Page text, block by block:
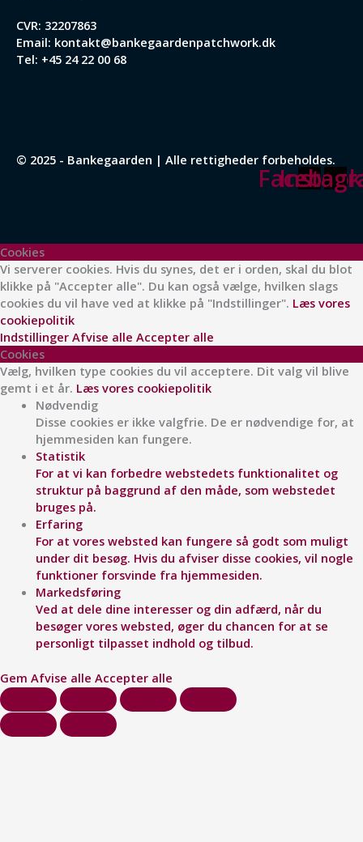
CVR: 32207863
Email: kontakt@bankegaardenpatchwork.dk
Tel: +45 24 22 00 68
© 2025 - Bankegaarden | Alle rettigheder forbeholdes.
Facebook
Cookies
Vi serverer cookies. Hvis du synes, det er i orden, skal du blot
klikke på "Accepter alle". Du kan også vælge, hvilken slags
cookies du vil have ved at klikke på "Indstillinger". Læs vores
cookiepolitik
Indstillinger Afvise alle Accepter alle
Cookies
Vælg, hvilken type cookies du vil acceptere. Dit valg vil blive
gemt i et år. Læs vores cookiepolitik
Nødvendig
Disse cookies er ikke valgfrie. De er nødvendige for, at
hjemmesiden kan fungere.
Statistik
For at vi kan forbedre webstedets funktionalitet og
struktur på baggrund af den måde, som webstedet
bruges på.
Erfaring
For at vores websted kan fungere så godt som muligt
under dit besøg. Hvis du afviser disse cookies, vil nogle
funktioner forsvinde fra hjemmesiden.
Markedsføring
Ved at dele dine interesser og din adfærd, når du
besøger vores websted, øger du chancen for at se
personligt tilpasset indhold og tilbud.
Gem Afvise alle Accepter alle